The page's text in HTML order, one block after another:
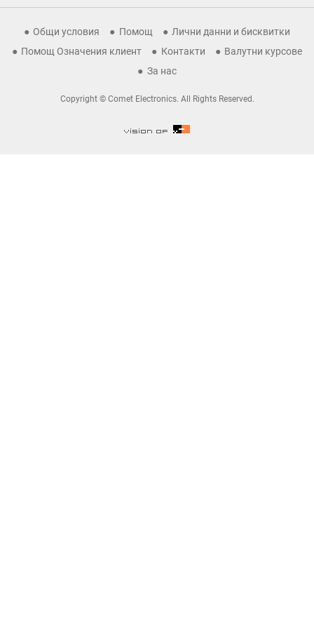
Общи условия Помощ
Лични данни и бисквитки
Помощ Означения клиент
Контакти
Валутни курсове
За нас
Copyright © Comet Electronics. All Rights Reserved.